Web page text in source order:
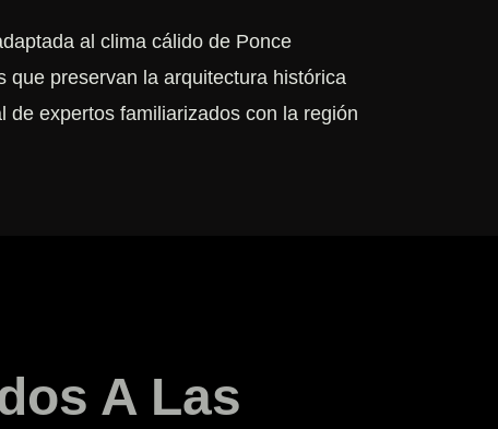
al clima cálido de Ponce
que preservan la arquitectura histórica
de expertos familiarizados con la región
A Las